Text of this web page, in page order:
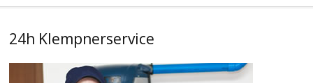
24h Klempnerservice